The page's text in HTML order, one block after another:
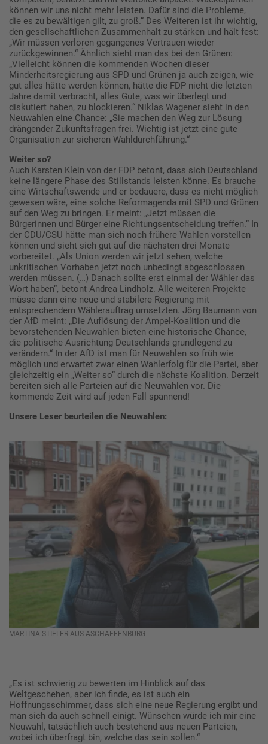
können wir uns nicht mehr leisten. Dafür sind die Probleme,
die es zu bewältigen gilt, zu groß.“ Des Weiteren ist ihr wichtig,
den gesellschaftlichen Zusammenhalt zu stärken und hält fest:
„Wir müssen verloren gegangenes Vertrauen wieder
zurückgewinnen.“ Ähnlich sieht man das bei den Grünen:
„Vielleicht können die kommenden Wochen dieser
Minderheitsregierung aus SPD und Grünen ja auch zeigen, wie
gut alles hätte werden können, hätte die FDP nicht die letzten
Jahre damit verbracht, alles Gute, was wir überlegt und
diskutiert haben, zu blockieren.“ Niklas Wagener sieht in den
Neuwahlen eine Chance: „Sie machen den Weg zur Lösung
drängender Zukunftsfragen frei. Wichtig ist jetzt eine gute
Organisation zur sicheren Wahldurchführung.“
Weiter so?
Auch Karsten Klein von der FDP betont, dass sich Deutschland
keine längere Phase des Stillstands leisten könne. Es brauche
eine Wirtschaftswende und er bedauere, dass es nicht möglich
gewesen wäre, eine solche Reformagenda mit SPD und Grünen
auf den Weg zu bringen. Er meint: „Jetzt müssen die
Bürgerinnen und Bürger eine Richtungsentscheidung treffen.“ In
der CDU/CSU hätte man sich noch frühere Wahlen vorstellen
können und sieht sich gut auf die nächsten drei Monate
vorbereitet. „Als Union werden wir jetzt sehen, welche
unkritischen Vorhaben jetzt noch unbedingt abgeschlossen
werden müssen. (…) Danach sollte erst einmal der Wähler das
Wort haben“, betont Andrea Lindholz. Alle weiteren Projekte
müsse dann eine neue und stabilere Regierung mit
entsprechendem Wählerauftrag umsetzten. Jörg Baumann von
der AfD meint: „Die Auflösung der Ampel-Koalition und die
bevorstehenden Neuwahlen bieten eine historische Chance,
die politische Ausrichtung Deutschlands grundlegend zu
verändern.“ In der AfD ist man für Neuwahlen so früh wie
möglich und erwartet zwar einen Wahlerfolg für die Partei, aber
gleichzeitig ein „Weiter so“ durch die nächste Koalition. Derzeit
bereiten sich alle Parteien auf die Neuwahlen vor. Die
kommende Zeit wird auf jeden Fall spannend!
Unsere Leser beurteilen die Neuwahlen:
MARTINA STIELER AUS ASCHAFFENBURG
„Es ist schwierig zu bewerten im Hinblick auf das
Weltgeschehen, aber ich finde, es ist auch ein
Hoffnungsschimmer, dass sich eine neue Regierung ergibt und
man sich da auch schnell einigt. Wünschen würde ich mir eine
Neuwahl, tatsächlich auch bestehend aus neuen Parteien,
wobei ich überfragt bin, welche das sein sollen.“